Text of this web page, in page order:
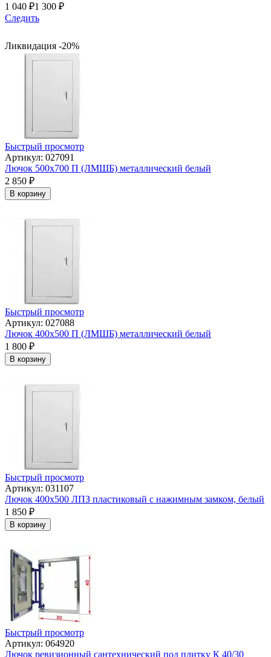
1 040 ₽1 300 ₽
Следить
Ликвидация -20%
Быстрый просмотр
Артикул: 027091
Лючок 500х700 П (ЛМШБ) металлический белый
2 850 ₽
В корзину
Быстрый просмотр
Артикул: 027088
Лючок 400х500 П (ЛМШБ) металлический белый
1 800 ₽
В корзину
Быстрый просмотр
Артикул: 031107
Лючок 400х500 ЛПЗ пластиковый с нажимным замком, белый
1 850 ₽
В корзину
Быстрый просмотр
Артикул: 064920
Лючок ревизионный сантехнический под плитку К 40/30